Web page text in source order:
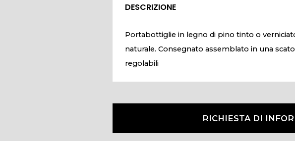
DESCRIZIONE
Portabottiglie in legno di pino tinto o
naturale. Consegnato assemblato in una
regolabili
RICHIESTA DI